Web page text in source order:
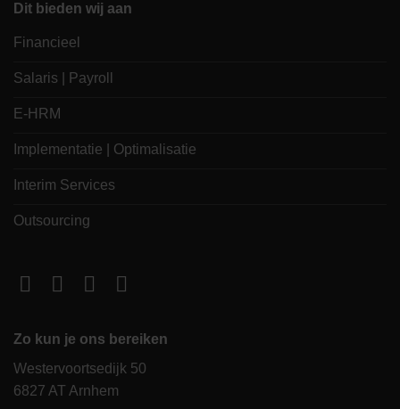
Dit bieden wij aan
Financieel
Salaris | Payroll
E-HRM
Implementatie | Optimalisatie
Interim Services
Outsourcing
Zo kun je ons bereiken
Westervoortsedijk 50
6827 AT Arnhem